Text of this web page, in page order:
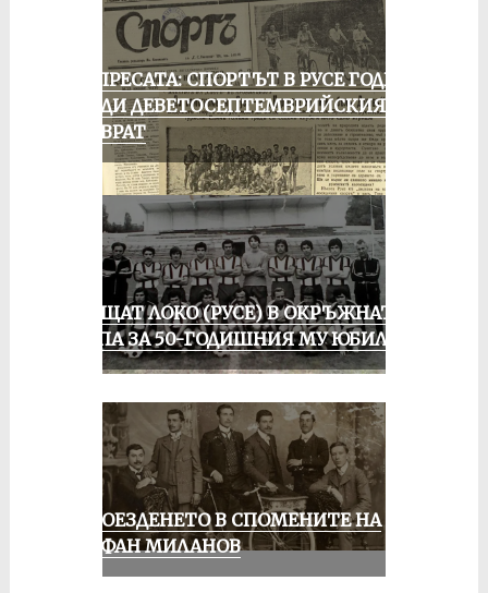
ОТ ПРЕСАТА: СПОРТЪТ В РУСЕ ГОДИНА
ПРЕДИ ДЕВЕТОСЕПТЕМВРИЙСКИЯ
ПРЕВРАТ
ПРАЩАТ ЛОКО (РУСЕ) В ОКРЪЖНАТА
ГРУПА ЗА 50-ГОДИШНИЯ МУ ЮБИЛЕЙ
КОЛОЕЗДЕНЕТО В СПОМЕНИТЕ НА
СТЕФАН МИЛАНОВ